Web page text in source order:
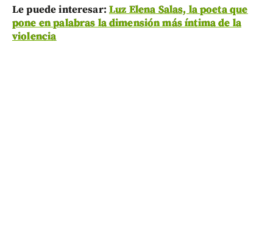
Le puede interesar: Luz Elena Salas, la poeta que
pone en palabras la dimensión más íntima de la
violencia